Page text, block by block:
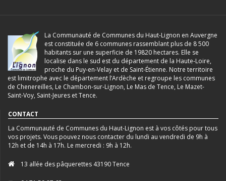
La Communauté de Communes du Haut-Lignon en Auvergne
est constituée de 6 communes rassemblant plus de 8 500
habitants sur une superficie de 19820 hectares. Elle se
localise dans le sud est du département de la Haute-Loire,
proche du Puy-en-Velay et de Saint-Étienne. Notre territoire
est limitrophe avec le département l’Ardèche et regroupe les communes
de Chenereilles, Le Chambon-sur-Lignon, Le Mas de Tence, Le Mazet-
Saint-Voy, Saint-Jeures et Tence.
CONTACT
La Communauté de Communes du Haut-Lignon est à vos côtés pour tous
vos projets. Vous pouvez nous contacter du lundi au vendredi de 9h à
12h et de 14h à 17h. Le mercredi : 9h à 12h.
13 allée des pâquerettes 43190 Tence